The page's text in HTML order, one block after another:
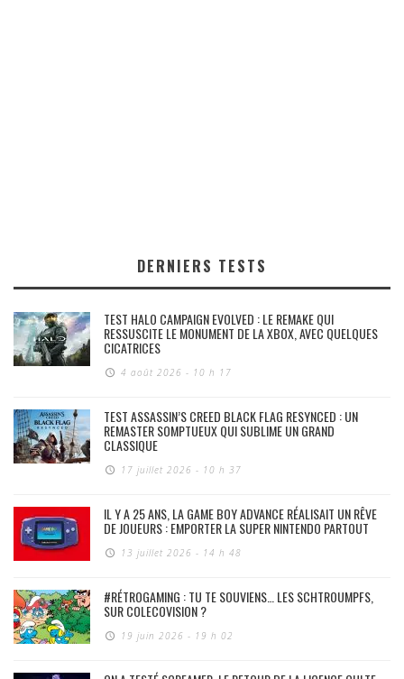
DERNIERS TESTS
TEST HALO CAMPAIGN EVOLVED : LE REMAKE QUI
RESSUSCITE LE MONUMENT DE LA XBOX, AVEC QUELQUES
CICATRICES
4 août 2026 - 10 h 17
TEST ASSASSIN’S CREED BLACK FLAG RESYNCED : UN
REMASTER SOMPTUEUX QUI SUBLIME UN GRAND
CLASSIQUE
17 juillet 2026 - 10 h 37
IL Y A 25 ANS, LA GAME BOY ADVANCE RÉALISAIT UN RÊVE
DE JOUEURS : EMPORTER LA SUPER NINTENDO PARTOUT
13 juillet 2026 - 14 h 48
#RÉTROGAMING : TU TE SOUVIENS… LES SCHTROUMPFS,
SUR COLECOVISION ?
19 juin 2026 - 19 h 02